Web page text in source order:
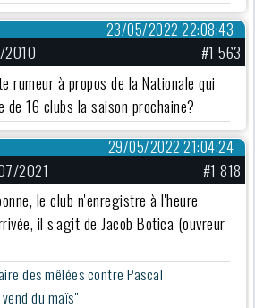
23/05/2022 22:08:43
2010
#1 563
rumeur à propos de la Nationale qui
16 clubs la saison prochaine?
29/05/2022 21:04:24
2021
#1 818
le club n'enregistre à l'heure
il s'agit de Jacob Botica (ouvreur
des mêlées contre Pascal
du maïs"